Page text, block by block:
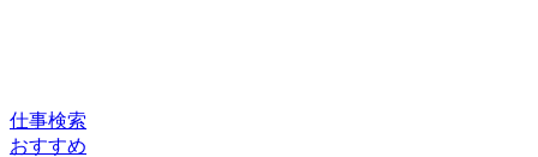
仕事検索
おすすめ